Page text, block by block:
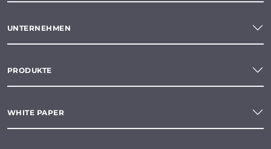
UNTERNEHMEN
PRODUKTE
WHITE PAPER